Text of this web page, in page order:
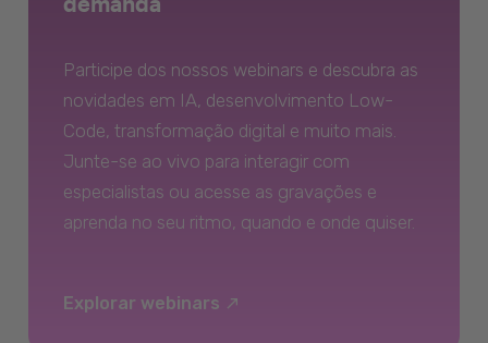
Participe dos nossos webinars e descubra as
novidades em IA, desenvolvimento Low-
Code, transformação digital e muito mais.
Junte-se ao vivo para interagir com
especialistas ou acesse as gravações e
aprenda no seu ritmo, quando e onde quiser.
Explorar webinars